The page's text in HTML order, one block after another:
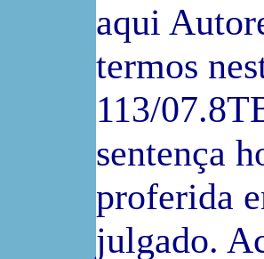
aqui
termos
113/
sentença
proferida
julgado.